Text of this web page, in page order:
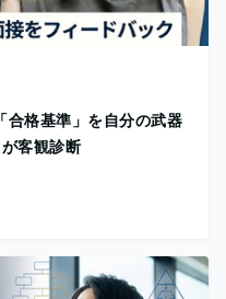
合格基準」を自分の武器
客観診断